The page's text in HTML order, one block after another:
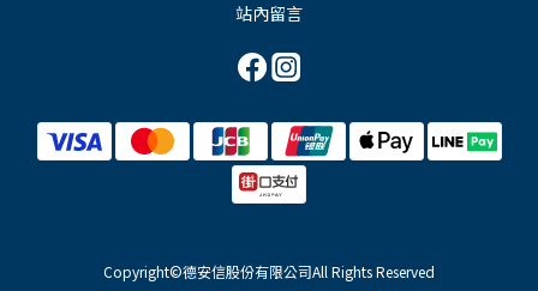
站內留言
Copyright©德安信股份有限公司All Rights Reserved